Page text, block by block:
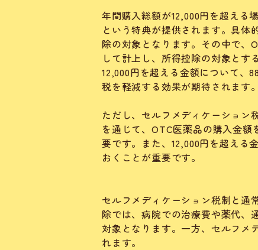
年間購入総額が12,000円を超える
という特典が提供されます。具体
除の対象となります。その中で、
して計上し、所得控除の対象とす
12,000円を超える金額について、
税を軽減する効果が期待されます。
ただし、セルフメディケーション
を通じて、OTC医薬品の購入金
要です。また、12,000円を超える
おくことが重要です。
セルフメディケーション税制と通
除では、病院での治療費や薬代、
対象となります。一方、セルフメ
れます。